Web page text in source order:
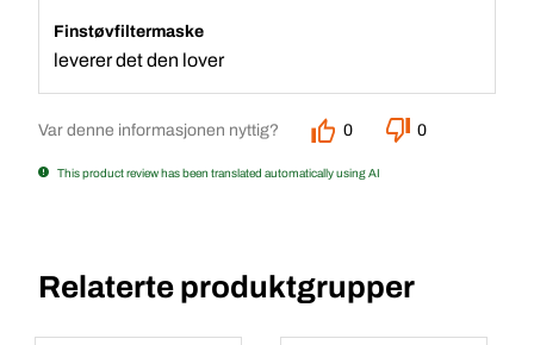
Finstøvfiltermaske
leverer det den lover
Var denne informasjonen nyttig? 0 0
This product review has been translated automatically using AI
Relaterte produktgrupper